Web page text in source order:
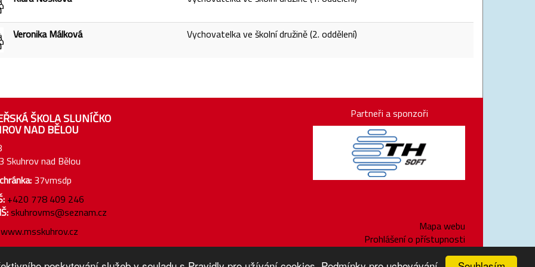
Veronika Málková Vychovatelka ve školní družině (2. oddělení)
ŠKOLA SLUNÍČKO
NAD BĚLOU
Skuhrov nad Bělou
37vmsdp
+420 778 409 246
skuhrovms@seznam.cz
www.msskuhrov.cz
Partneři a sponzoři
Mapa webu
Prohlášení o přístupnosti